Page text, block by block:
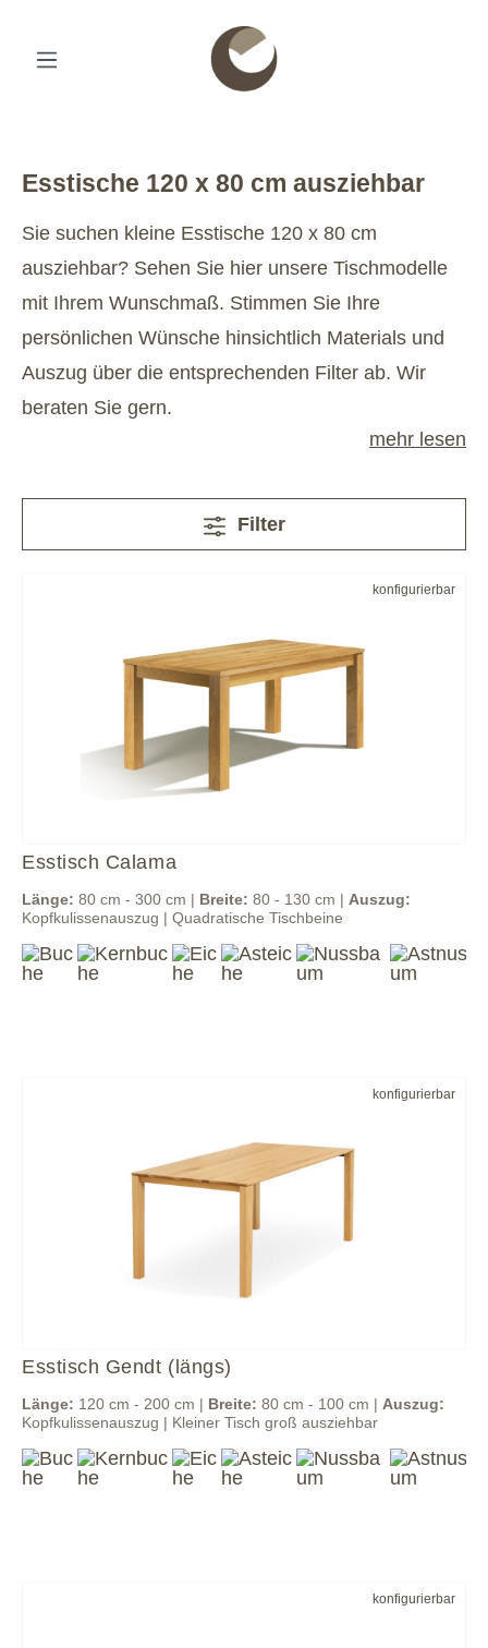
Esstische 120 x 80 cm ausziehbar
Sie suchen kleine Esstische 120 x 80 cm
ausziehbar? Sehen Sie hier unsere Tischmodelle
mit Ihrem Wunschmaß. Stimmen Sie Ihre
persönlichen Wünsche hinsichtlich Materials und
Auszug über die entsprechenden Filter ab. Wir
beraten Sie gern.
mehr lesen
Filter
konfigurierbar
Esstisch Calama
Länge: 80 cm - 300 cm | Breite: 80 - 130 cm | Auszug:
Kopfkulissenauszug | Quadratische Tischbeine
konfigurierbar
Esstisch Gendt (längs)
Länge: 120 cm - 200 cm | Breite: 80 cm - 100 cm | Auszug:
Kopfkulissenauszug | Kleiner Tisch groß ausziehbar
konfigurierbar